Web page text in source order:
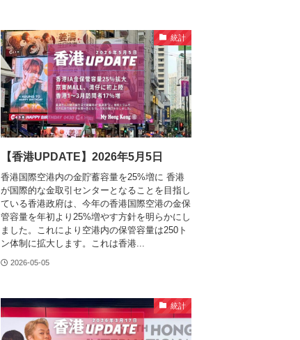
統計
【香港UPDATE】2026年5月5日
香港国際空港内の金貯蓄容量を25%増に 香港
が国際的な金取引センターとなることを目指し
ている香港政府は、今年の香港国際空港の金保
管容量を年初より25%増やす方針を明らかにし
ました。これにより空港内の保管容量は250ト
ン体制に拡大します。これは香港...
2026-05-05
統計